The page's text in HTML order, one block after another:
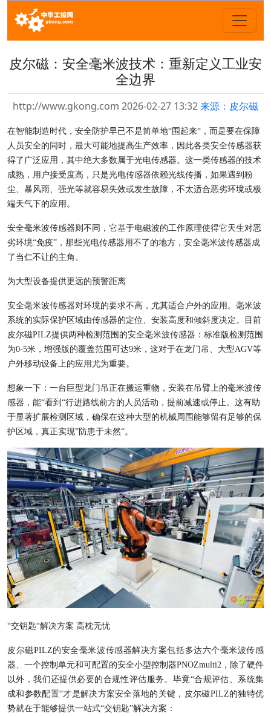
皮尔磁：安全毫米波技术：重新定义工业安
全边界
http://www.gkong.com 2026-02-27 13:32来源：皮尔磁
在智能制造时代，安全防护早已不是简单地“围起来“，而是要在保障
人员安全的同时，最大可能地提高生产效率，因此各类安全传感器获
得了广泛应用，其中绝大多数属于光电传感器。这一类传感器的技术
成熟，用户接受度高，只是光电传感器依赖光线传播，如果遇到粉
尘、暴风雨、强光等就容易失效或发生故障，不太适合恶劣环境或极
端天气下的应用。
安全毫米波传感器则不同，它基于电磁波的工作原理使得它天生对恶
劣环境“免疫”，那些光电传感器用不了的地方，安全毫米波传感器成
了当仁不让的主角。
为大型设备提供更远的预警距离
安全毫米波传感器对环境的要求不高，尤其适合户外的应用。毫米波
系统的实际保护区域由传感器的定位、安装高度和倾斜度决定。目前
皮尔磁PILZ提供两种检测范围的安全毫米波传感器：标准版检测范围
为0-5米，增强版的覆盖范围可达9米，这对于在龙门吊、大型AGV等
户外移动设备上的应用尤为重要。
想象一下：一台巨型龙门吊正在搬运重物，安装在吊臂上的毫米波传
感器，能“看到“行进路线前方的人员活动，提前减速或停止。这有助
于显著扩展检测区域，确保在这种大型的机械周围能够留有足够的保
护区域，真正实现”防患于未然“。
“交钥匙“解决方案 高枕无忧
皮尔磁PILZ的安全毫米波传感器解决方案包括多达六个毫米波传感
器、一个控制单元和可配置的安全小型控制器PNOZmulti2，除了硬件
以外，我们还提供必要的合规性评估服务。毕竟“合规评估、系统集
成和参数配置“才是解决方案安全落地的关键，皮尔磁PILZ的独特优
势就在于能够提供一站式“交钥匙”解决方案：